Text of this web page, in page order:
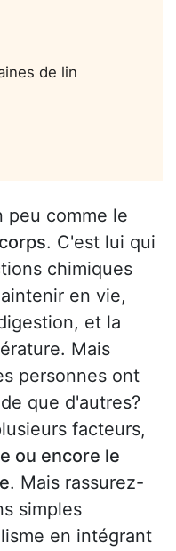
de lin
peu comme le
. C'est lui qui
chimiques
en vie,
et la
Mais
personnes ont
que d'autres?
facteurs,
ou encore le
. Mais rassurez-
simples
en intégrant